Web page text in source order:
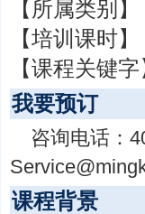
【所属类别】
【培训课时】
【课程关键字
我要预订
咨询电话：
课程背景